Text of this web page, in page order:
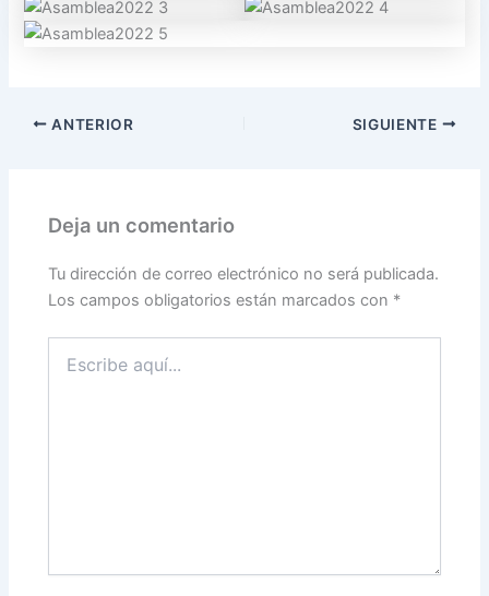
ANTERIOR SIGUIENTE
Deja un comentario
Tu dirección de correo electrónico no será publicada.
Los campos obligatorios están marcados con *
aquí...